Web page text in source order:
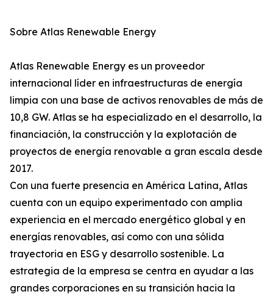
Sobre Atlas Renewable Energy
Atlas Renewable Energy es un proveedor
internacional líder en infraestructuras de energía
limpia con una base de activos renovables de más de
10,8 GW. Atlas se ha especializado en el desarrollo, la
financiación, la construcción y la explotación de
proyectos de energía renovable a gran escala desde
2017.
Con una fuerte presencia en América Latina, Atlas
cuenta con un equipo experimentado con amplia
experiencia en el mercado energético global y en
energías renovables, así como con una sólida
trayectoria en ESG y desarrollo sostenible. La
estrategia de la empresa se centra en ayudar a las
grandes corporaciones en su transición hacia la